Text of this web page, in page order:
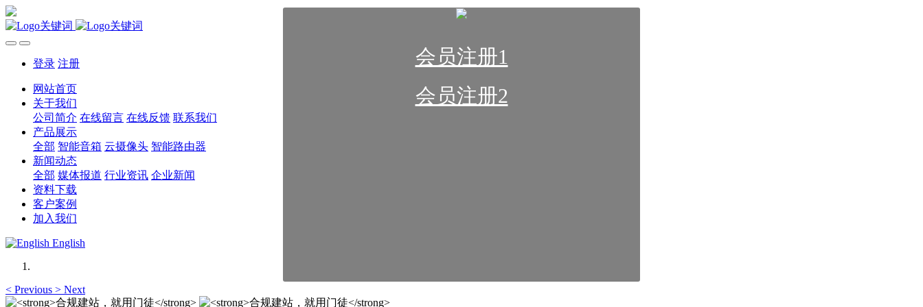
会员注册1
会员注册2
登录 注册
网站首页
关于我们
公司简介 在线留言 在线反馈 联系我们
产品展示
全部 智能音箱 云摄像头 智能路由器
新闻动态
全部 媒体报道 行业资讯 企业新闻
资料下载
客户案例
加入我们
English
< Previous > Next